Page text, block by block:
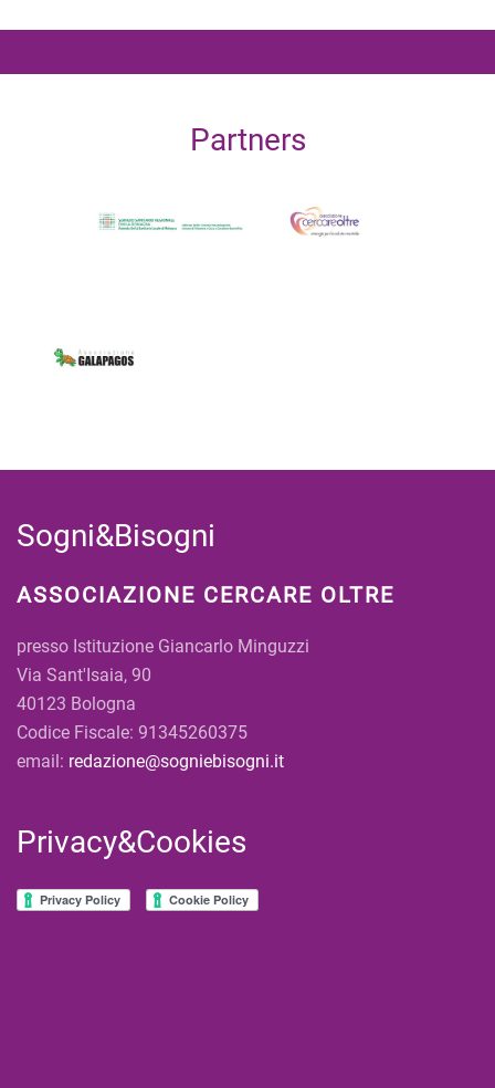
Partners
Sogni&Bisogni
ASSOCIAZIONE CERCARE OLTRE
presso Istituzione Giancarlo Minguzzi
Via Sant'Isaia, 90
40123 Bologna
Codice Fiscale: 91345260375
email: redazione@sogniebisogni.it
Privacy&Cookies